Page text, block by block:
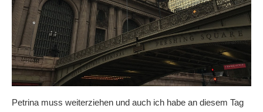
Petrina muss weiterziehen und auch ich habe an diesem Tag